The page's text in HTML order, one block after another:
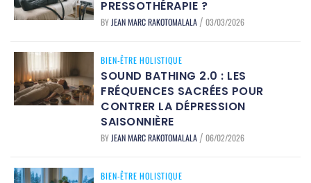
PRESSOTHÉRAPIE ?
BY JEAN MARC RAKOTOMALALA / 03/03/2026
BIEN-ÊTRE HOLISTIQUE
SOUND BATHING 2.0 : LES
FRÉQUENCES SACRÉES POUR
CONTRER LA DÉPRESSION
SAISONNIÈRE
BY JEAN MARC RAKOTOMALALA / 06/02/2026
BIEN-ÊTRE HOLISTIQUE